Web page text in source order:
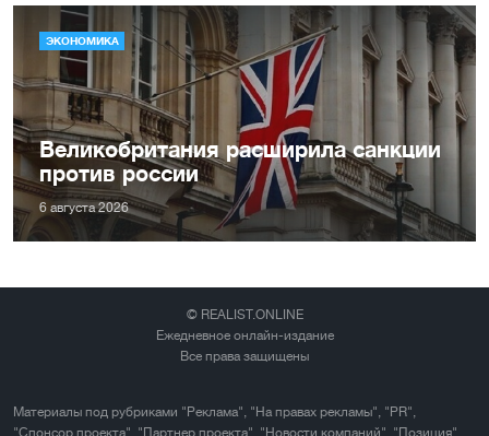
ЭКОНОМИКА
Великобритания расширила санкции
против россии
6 августа 2026
© REALIST.ONLINE
Ежедневное онлайн-издание
Все права защищены
Материалы под рубриками "Реклама", "На правах рекламы", "PR",
"Спонсор проекта", "Партнер проекта", "Новости компаний", "Позиция"